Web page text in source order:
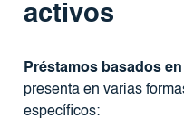
activos
Préstamos basados
presenta en varias
específicos: